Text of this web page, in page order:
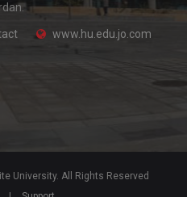
www.hu.edu.jo.com
University. All Rights Reserved